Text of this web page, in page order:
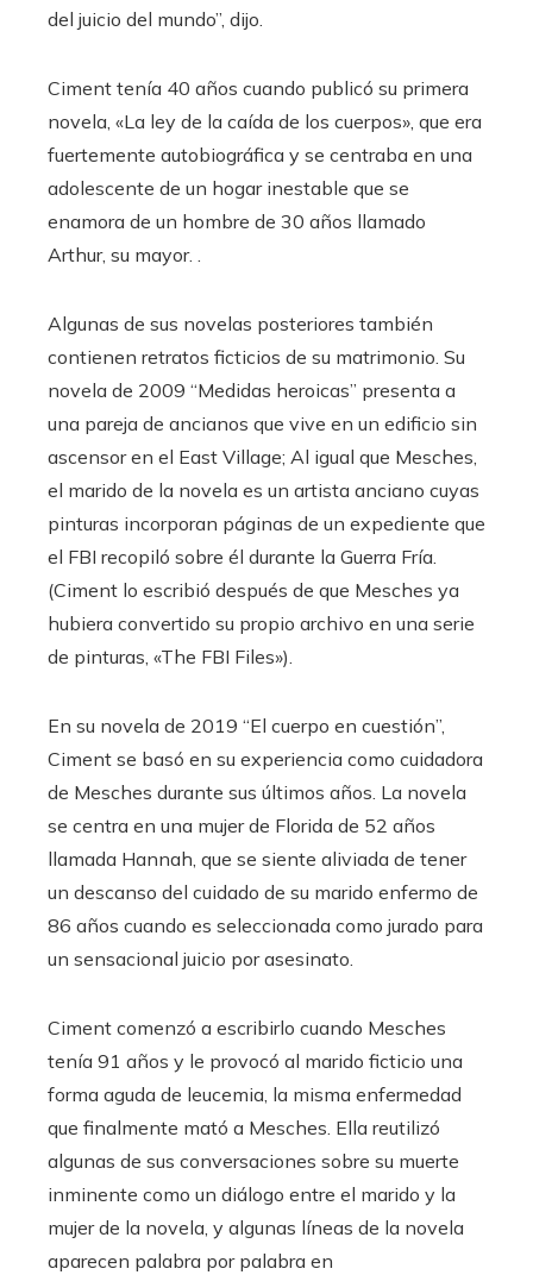
del juicio del mundo”, dijo.
Ciment tenía 40 años cuando publicó su primera
novela, «La ley de la caída de los cuerpos», que era
fuertemente autobiográfica y se centraba en una
adolescente de un hogar inestable que se
enamora de un hombre de 30 años llamado
Arthur, su mayor. .
Algunas de sus novelas posteriores también
contienen retratos ficticios de su matrimonio. Su
novela de 2009 “Medidas heroicas” presenta a
una pareja de ancianos que vive en un edificio sin
ascensor en el East Village; Al igual que Mesches,
el marido de la novela es un artista anciano cuyas
pinturas incorporan páginas de un expediente que
el FBI recopiló sobre él durante la Guerra Fría.
(Ciment lo escribió después de que Mesches ya
hubiera convertido su propio archivo en una serie
de pinturas, «The FBI Files»).
En su novela de 2019 “El cuerpo en cuestión”,
Ciment se basó en su experiencia como cuidadora
de Mesches durante sus últimos años. La novela
se centra en una mujer de Florida de 52 años
llamada Hannah, que se siente aliviada de tener
un descanso del cuidado de su marido enfermo de
86 años cuando es seleccionada como jurado para
un sensacional juicio por asesinato.
Ciment comenzó a escribirlo cuando Mesches
tenía 91 años y le provocó al marido ficticio una
forma aguda de leucemia, la misma enfermedad
que finalmente mató a Mesches. Ella reutilizó
algunas de sus conversaciones sobre su muerte
inminente como un diálogo entre el marido y la
mujer de la novela, y algunas líneas de la novela
aparecen palabra por palabra en